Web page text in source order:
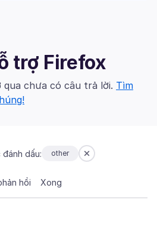
trợ Firefox
chưa có câu trả lời. Tìm
dấu: other
hồi Xong